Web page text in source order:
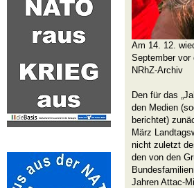
Am 14. 12.
September vor
NRhZ-Archiv
Den für das
den Medien
berichtet)
März
nicht zuletzt
den von den
Jahren Attac-